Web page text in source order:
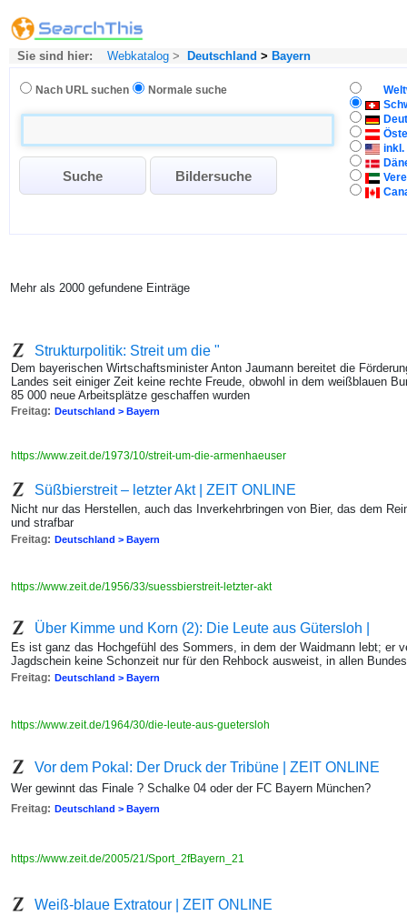
Sie sind hier: Webkatalog > Deutschland > Bayern
Nach URL suchen Normale suche
inkl.
Mehr als 2000 gefundene Einträge
Strukturpolitik: Streit um die "
Dem bayerischen Wirtschaftsminister Anton Jaumann bereitet die
Landes seit einiger Zeit keine rechte Freude, obwohl in dem weißblauen
85 000 neue Arbeitsplätze geschaffen wurden
Freitag: Deutschland > Bayern
https://www.zeit.de/1973/10/streit-um-die-armenhaeuser
Süßbierstreit – letzter Akt | ZEIT ONLINE
Nicht nur das Herstellen, auch das Inverkehrbringen von Bier, das dem
und strafbar
Freitag: Deutschland > Bayern
https://www.zeit.de/1956/33/suessbierstreit-letzter-akt
Über Kimme und Korn (2): Die Leute aus Gütersloh |
Es ist ganz das Hochgefühl des Sommers, in dem der Waidmann lebt; er
Jagdschein keine Schonzeit nur für den Rehbock ausweist, in allen
Freitag: Deutschland > Bayern
https://www.zeit.de/1964/30/die-leute-aus-guetersloh
Vor dem Pokal: Der Druck der Tribüne | ZEIT ONLINE
Wer gewinnt das Finale ? Schalke 04 oder der FC Bayern München?
Freitag: Deutschland > Bayern
https://www.zeit.de/2005/21/Sport_2fBayern_21
Weiß-blaue Extratour | ZEIT ONLINE